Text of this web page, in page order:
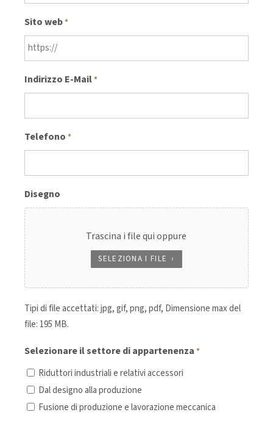
Sito web*
Indirizzo E-Mail*
Telefono *
Disegno
Trascina i file qui oppure
SELEZIONA I FILE
Tipi di file accettati: jpg, gif, png, pdf, Dimensione max del
file: 195 MB.
Selezionare il settore di appartenenza *
Riduttori industriali e relativi accessori
Dal designo alla produzione
Fusione di produzione e lavorazione meccanica